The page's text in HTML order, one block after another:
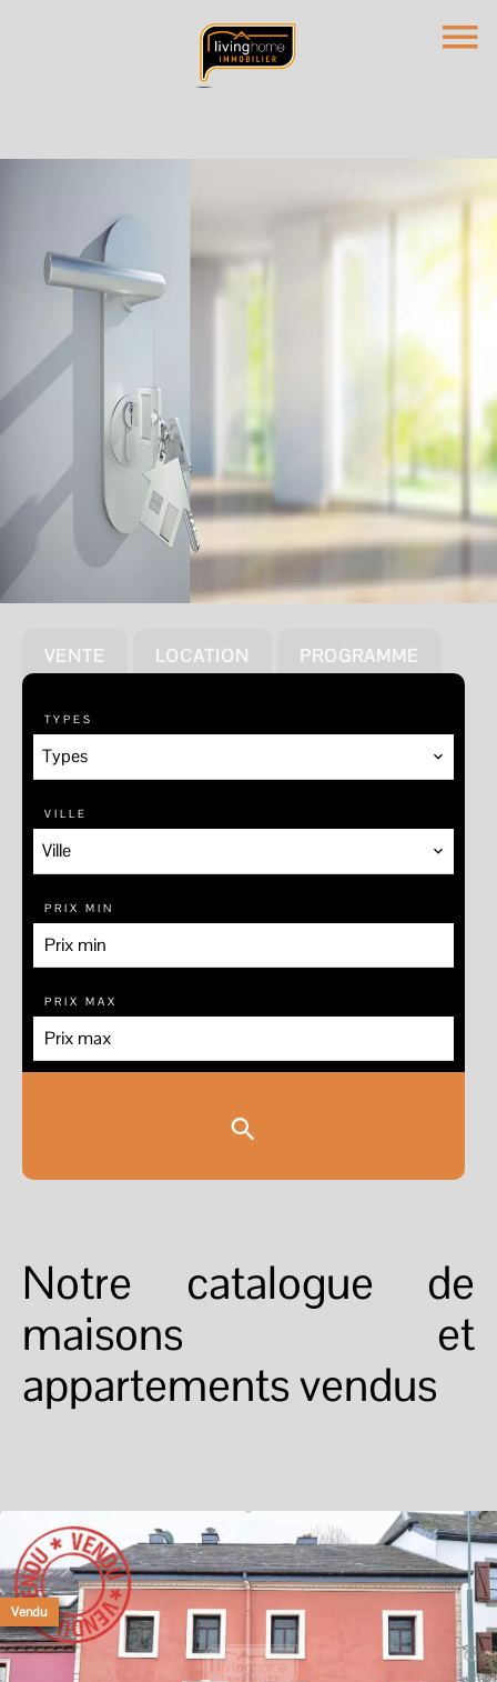
VENTE LOCATION PROGRAMME
TYPES
Types
VILLE
Ville
PRIX MIN
PRIX MAX
Notre catalogue de
maisons et
appartements vendus
Vendu